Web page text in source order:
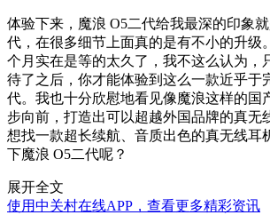
体验下来，魔浪 O5二代给我最深的印象
代，在很多细节上面真的是有不小的升级
个月实在是等的太久了，我不这么认为，
待了之后，你才能体验到这么一款近乎于
代。我也十分欣慰地看见像魔浪这样的国
步向前，打造出可以超越外国品牌的真无
想找一款超长续航、音质出色的真无线耳
下魔浪 O5二代呢？
展开全文
使用中关村在线APP，查看更多精彩资讯